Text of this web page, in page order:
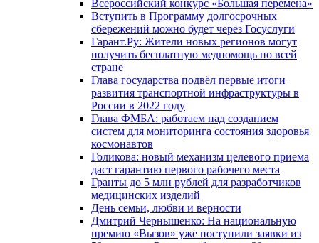
Всероссийский конкурс «Большая перемена»
Вступить в Программу долгосрочных
сбережений можно будет через Госуслуги
Гарант.Ру: Жители новых регионов могут
получить бесплатную медпомощь по всей
стране
Глава государства подвёл первые итоги
развития транспортной инфраструктуры в
России в 2022 году
Глава ФМБА: работаем над созданием
систем для мониторинга состояния здоровья
космонавтов
Голикова: новый механизм целевого приема
даст гарантию первого рабочего места
Гранты до 5 млн рублей для разработчиков
медицинских изделий
День семьи, любви и верности
Дмитрий Чернышенко: На национальную
премию «Вызов» уже поступили заявки из